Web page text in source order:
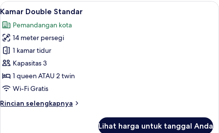
Lihat
semua
foto
untuk
Kamar
Double
Standar
Seprai premium, busa memori,
5
Kamar Double Standar
Pemandangan kota
14 meter persegi
1 kamar tidur
Kapasitas 3
1 queen ATAU 2 twin
Wi-Fi Gratis
Rincian selengkapnya
Rincian
Lihat harga untuk tanggal Anda